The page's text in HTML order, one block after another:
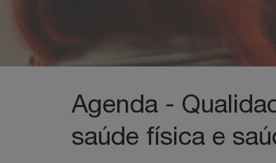
Agenda -
saúde física e